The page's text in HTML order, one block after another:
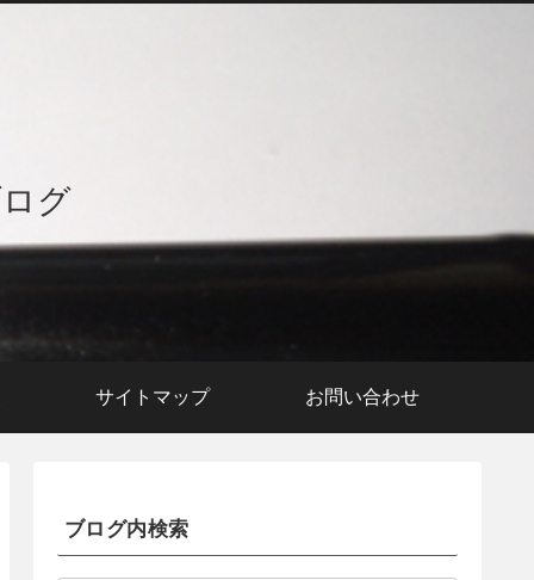
グ
サイトマップ お問い合わせ
ブログ内検索